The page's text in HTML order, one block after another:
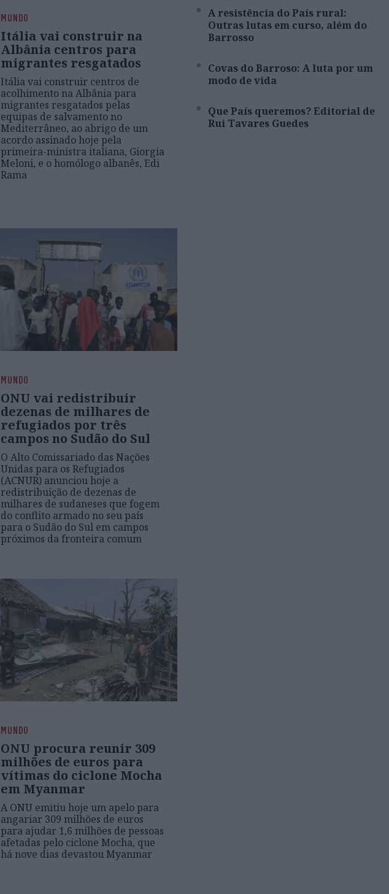
MUNDO
Itália vai construir na
Albânia centros para
migrantes resgatados
Itália vai construir centros de
acolhimento na Albânia para
migrantes resgatados pelas
equipas de salvamento no
Mediterrâneo, ao abrigo de um
acordo assinado hoje pela
primeira-ministra italiana, Giorgia
Meloni, e o homólogo albanês, Edi
Rama
MUNDO
ONU vai redistribuir
dezenas de milhares de
refugiados por três
campos no Sudão do Sul
O Alto Comissariado das Nações
Unidas para os Refugiados
(ACNUR) anunciou hoje a
redistribuição de dezenas de
milhares de sudaneses que fogem
do conflito armado no seu país
para o Sudão do Sul em campos
próximos da fronteira comum
MUNDO
ONU procura reunir 309
milhões de euros para
vítimas do ciclone Mocha
em Myanmar
A ONU emitiu hoje um apelo para
angariar 309 milhões de euros
para ajudar 1,6 milhões de pessoas
afetadas pelo ciclone Mocha, que
há nove dias devastou Myanmar
A resistência do País rural:
Outras lutas em curso, além do
Barrosso
Covas do Barroso: A luta por um
modo de vida
Que País queremos? Editorial de
Rui Tavares Guedes